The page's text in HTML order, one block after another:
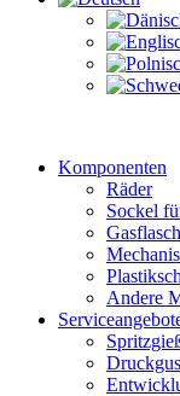
Komponenten
Räder
Sockel
Andere